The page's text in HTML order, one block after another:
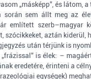
„másképp”, és
sem állt meg az
említett szerb–magyar
aztán
után térjünk is
is élek: –
eredetére, érinteni a
egységek)